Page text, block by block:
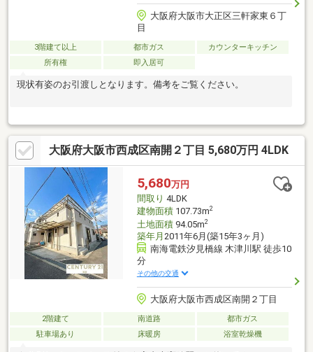
大阪府大阪市大正区三軒家東６丁
目
3階建て以上 都市ガス
カウンターキッチン
所有権
即入居可
現状有姿のお引渡しとなります。備考をご覧ください。
大阪府大阪市西成区南開２丁目 5,680万円 4LDK
5,680万円
間取り 4LDK
建物面積107.73m2
土地面積94.05m2
築年月 2011年6月(築15年3ヶ月)
南海電鉄汐見橋線 木津川駅 徒歩10
分
その他の交通
大阪府大阪市西成区南開２丁目
2階建て 南道路
都市ガス
駐車場あり
床暖房 浴室乾燥機